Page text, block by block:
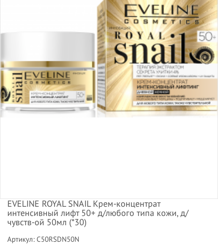
EVELINE ROYAL SNAIL Крем-концентрат
интенсивный лифт 50+ д/любого типа кожи, д/
чувств-ой 50мл (*30)
Артикул: C50RSDN50N